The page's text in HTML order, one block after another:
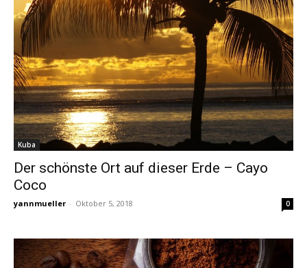
Kuba
Der schönste Ort auf dieser Erde – Cayo
Coco
yannmueller - Oktober 5, 2018 0